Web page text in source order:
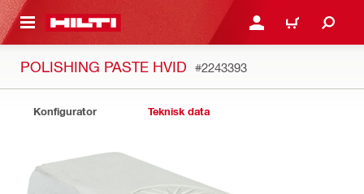
HOVEDINDHOLD LOG IND ELLER
INDKØBSKURV
POLISHING PASTE HVID #2243393
Konfigurator Teknisk data